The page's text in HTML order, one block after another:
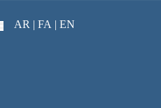
EN |
FA |
AR